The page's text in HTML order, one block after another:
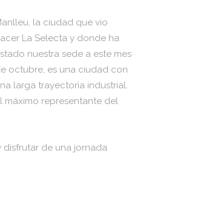
la ciudad que vio
La Selecta y donde ha
nuestra sede a este mes
octubre, es una ciudad con
larga trayectoria industrial.
máximo representante del
disfrutar de una jornada